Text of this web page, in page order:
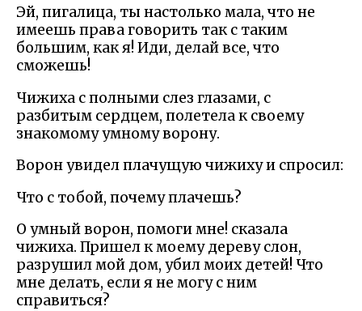
Эй, пигалица, ты настолько мала, что не
имеешь права говорить так с таким
большим, как я! Иди, делай все, что
сможешь!
Чижиха с полными слез глазами, с
разбитым сердцем, полетела к своему
знакомому умному ворону.
Ворон увидел плачущую чижиху и спросил:
Что с тобой, почему плачешь?
О умный ворон, помоги мне! сказала
чижиха. Пришел к моему дереву слон,
разрушил мой дом, убил моих детей! Что
мне делать, если я не могу с ним
справиться?